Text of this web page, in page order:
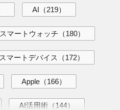
AI （219）
スマートウォッチ （180）
スマートデバイス （172）
Apple （166）
AI活用術 （144）